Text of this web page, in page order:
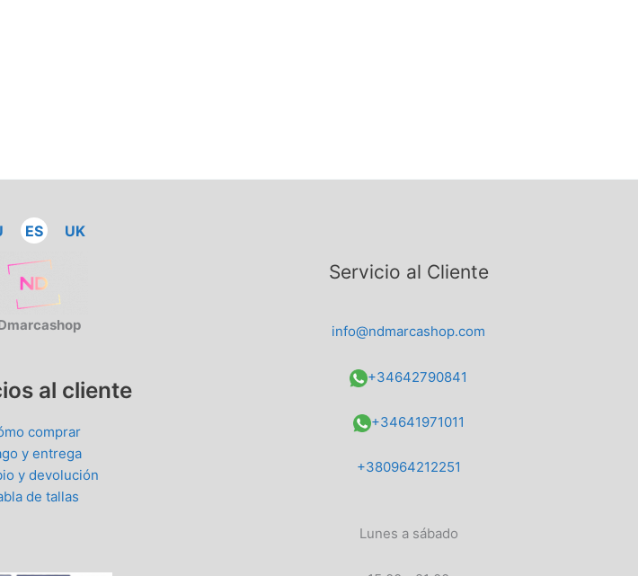
ES UK
al cliente
comprar
y entrega
y devolución
de tallas
Servicio al Cliente
info@ndmarcashop.com
+34642790841
+34641971011
+380964212251
Lunes a sábado